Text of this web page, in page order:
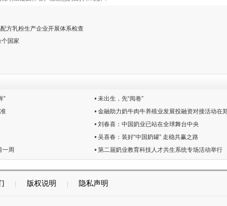
方乳粉生产企业开展体系检查
国家
”
• 未出生，先“阅卷”
• 金融助力奶牛肉牛养殖业发展投融资对接活动在
• 刘春喜：中国奶业已站在全球舞台中央
• 吴喜春：装好“中国奶罐” 走稳共赢之路
一周
• 第二届奶业教育科技人才共生系统专场活动举行
版权说明 隐私声明